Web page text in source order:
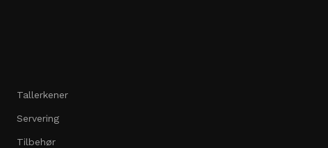
Tallerkener
Servering
Tilbehør